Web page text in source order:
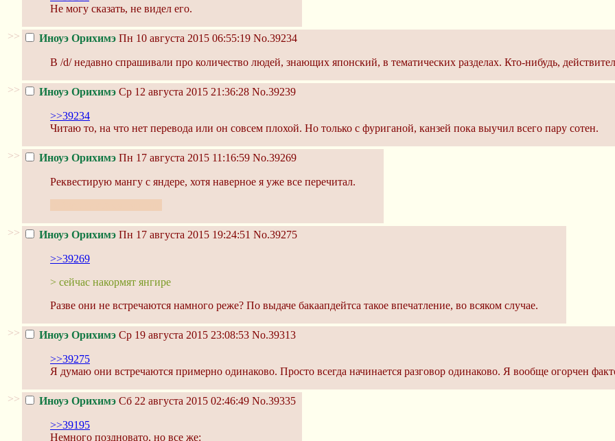
Не могу сказать, не видел его.
>> Иноуэ Орихимэ Пн 10 августа 2015 06:55:19 No.39234
В /d/ недавно спрашивали про количество людей, знающих японский, в тематических разделах. Кто-нибудь,
>> Иноуэ Орихимэ Ср 12 августа 2015 21:36:28 No.39239
>>39234
Читаю то, на что нет перевода или он совсем плохой. Но только с фуриганой, канзей пока выучил всего пару сотен.
>> Иноуэ Орихимэ Пн 17 августа 2015 11:16:59 No.39269
Реквестирую мангу с яндере, хотя наверное я уже все перечитал.
>> Иноуэ Орихимэ Пн 17 августа 2015 19:24:51 No.39275
>>39269
> сейчас накормят янгире
Разве они не встречаются намного реже? По выдаче бакаапдейтса такое впечатление, во всяком случае.
>> Иноуэ Орихимэ Ср 19 августа 2015 23:08:53 No.39313
>>39275
Я думаю они встречаются примерно одинаково. Просто всегда начинается разговор одинаково. Я вообще огорчен
>> Иноуэ Орихимэ Сб 22 августа 2015 02:46:49 No.39335
>>39195
Немного поздновато, но все же: